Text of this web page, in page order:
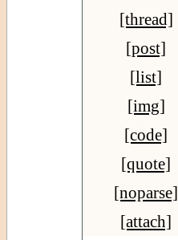
[thread]
[post]
[list]
[img]
[code]
[quote]
[noparse]
[attach]